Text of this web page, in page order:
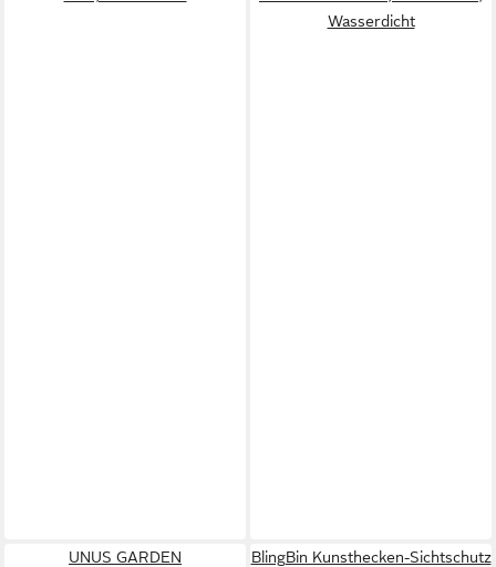
Wasserdicht
UNUS GARDEN
BlingBin Kunsthecken-Sichtschutz